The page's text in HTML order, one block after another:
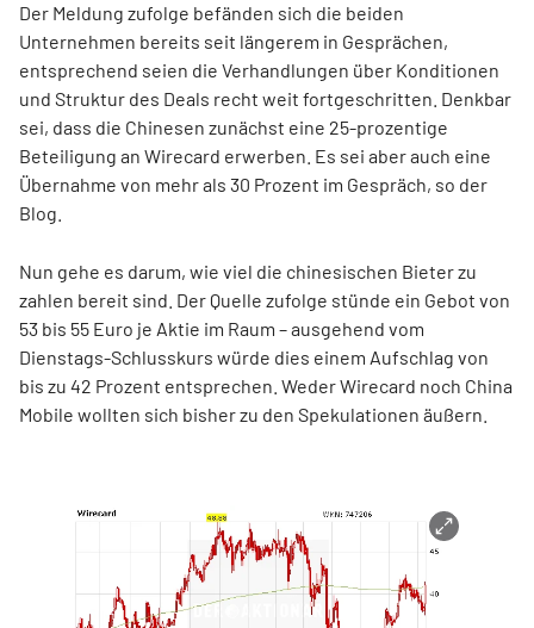
Der Meldung zufolge befänden sich die beiden
Unternehmen bereits seit längerem in Gesprächen,
entsprechend seien die Verhandlungen über Konditionen
und Struktur des Deals recht weit fortgeschritten. Denkbar
sei, dass die Chinesen zunächst eine 25-prozentige
Beteiligung an Wirecard erwerben. Es sei aber auch eine
Übernahme von mehr als 30 Prozent im Gespräch, so der
Blog.
Nun gehe es darum, wie viel die chinesischen Bieter zu
zahlen bereit sind. Der Quelle zufolge stünde ein Gebot von
53 bis 55 Euro je Aktie im Raum – ausgehend vom
Dienstags-Schlusskurs würde dies einem Aufschlag von
bis zu 42 Prozent entsprechen. Weder Wirecard noch China
Mobile wollten sich bisher zu den Spekulationen äußern.